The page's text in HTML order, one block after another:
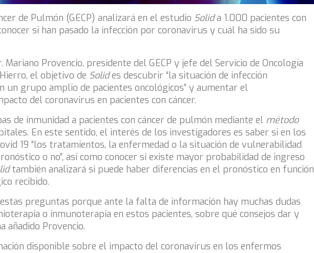
de Pulmón (GECP) analizará en el estudio Solida 1.000 pacientes con
si han pasado la infección por coronavirus y cuál ha sido su
Mariano Provencio, presidente del GECP y jefe del Servicio de Oncología
el objetivo de Solides descubrir “la situación de infección
un grupo amplio de pacientes oncológicos” y aumentar el
del coronavirus en pacientes con cáncer.
de inmunidad a pacientes con cáncer de pulmón mediante el método
En este sentido, el interés de los investigadores es saber si en los
19 “los tratamientos, la enfermedad o la situación de vulnerabilidad
o no”, así como conocer si existe mayor probabilidad de ingreso
también analizará si puede haber diferencias en el pronóstico en función
recibido.
preguntas porque ante la falta de información hay muchas dudas
o inmunoterapia en estos pacientes, sobre qué consejos dar y
añadido Provencio.
disponible sobre el impacto del coronavirus en los enfermos